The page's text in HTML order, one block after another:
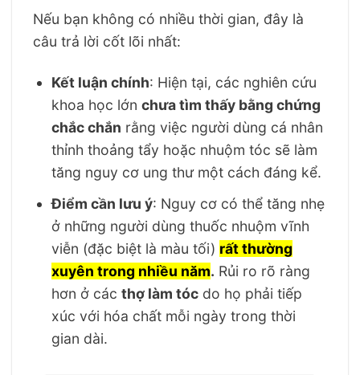
Nếu bạn không có nhiều thời gian, đây là
câu trả lời cốt lõi nhất:
Kết luận chính: Hiện tại, các nghiên cứu
khoa học lớnchưa tìm thấy bằng chứng
chắc chắn rằng việc người dùng cá nhân
thỉnh thoảng tẩy hoặc nhuộm tóc sẽ làm
tăng nguy cơ ung thư một cách đáng kể.
Điểm cần lưu ý: Nguy cơ có thể tăng nhẹ
ở những người dùng thuốc nhuộm vĩnh
viễn (đặc biệt là màu tối) rất thường
xuyên trong nhiều năm. Rủi ro rõ ràng
hơn ở cácthợ làm tóc do họ phải tiếp
xúc với hóa chất mỗi ngày trong thời
gian dài.